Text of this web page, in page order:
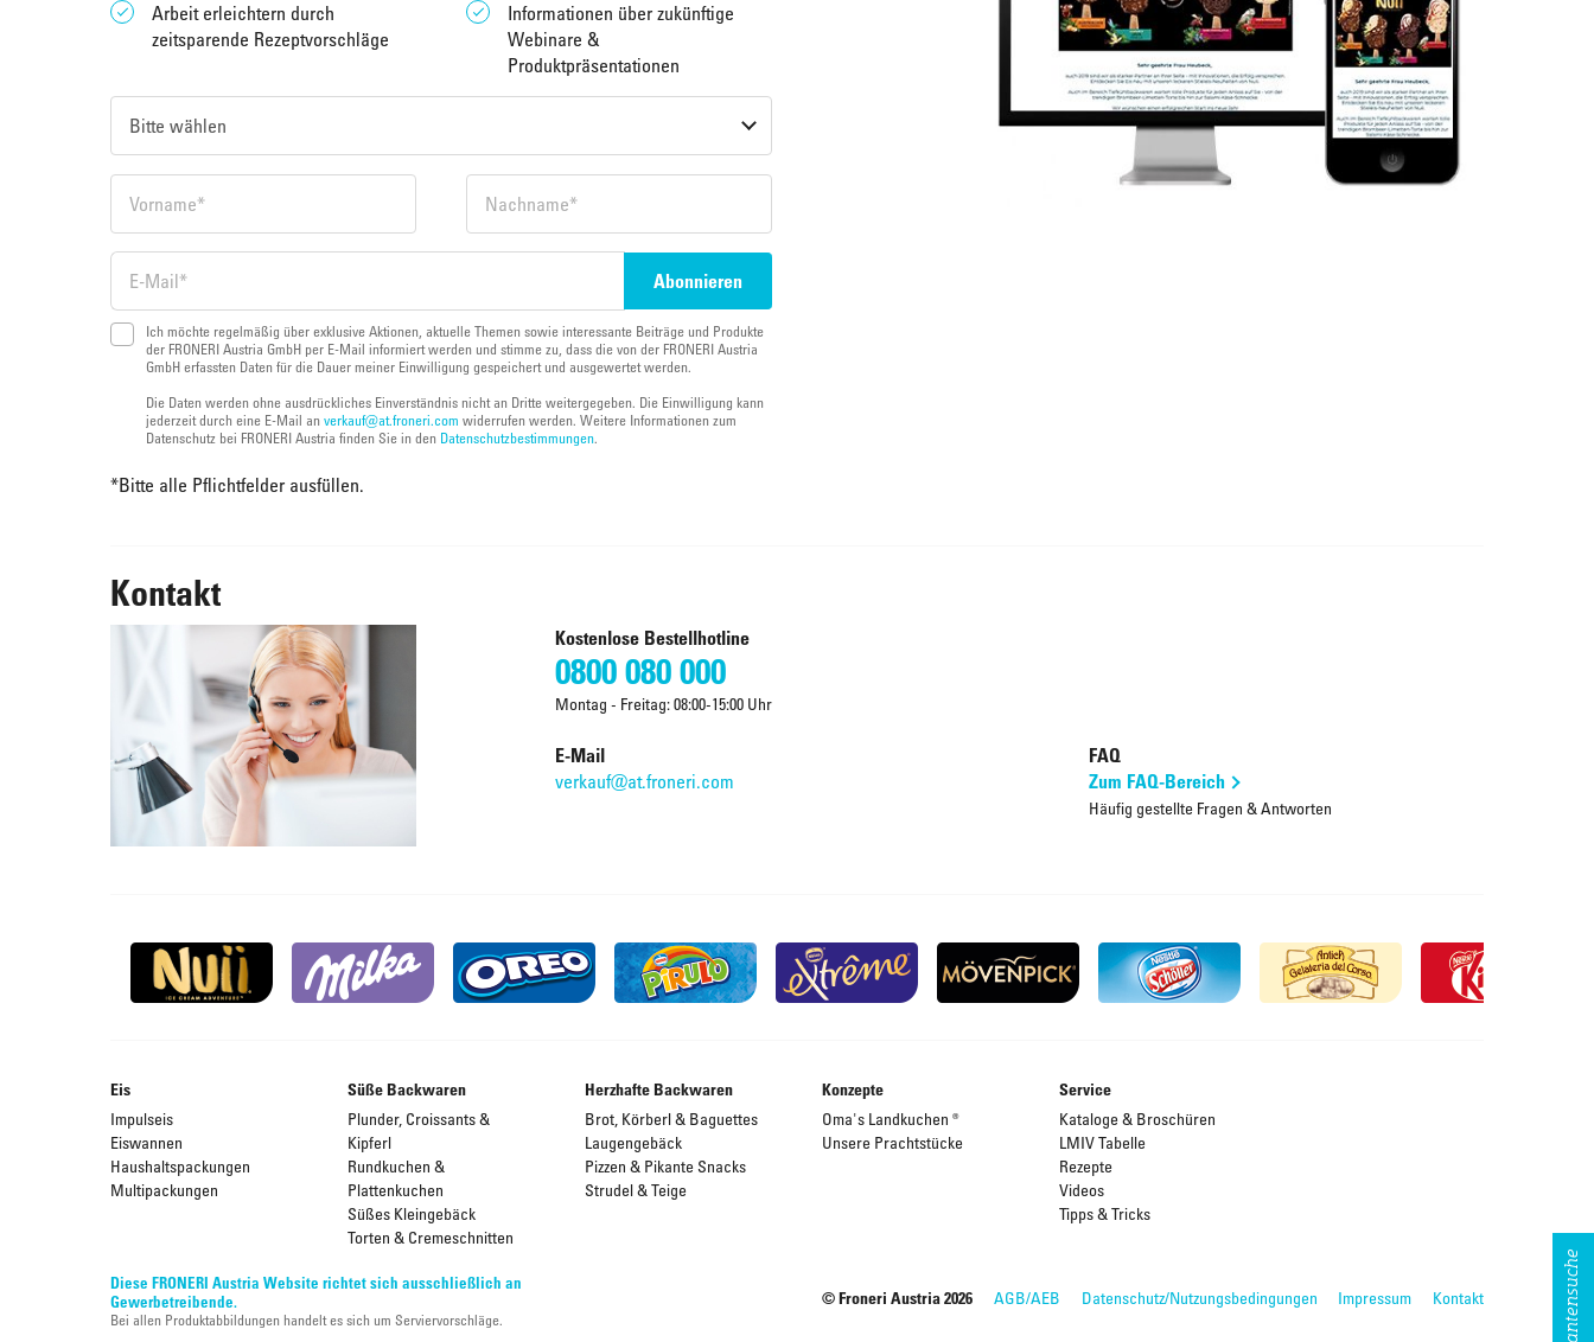
Arbeit erleichtern durch
zeitsparende Rezeptvorschläge
Informationen über zukünftige
Webinare &
Produktpräsentationen
Ich möchte regelmäßig über exklusive Aktionen, aktuelle Themen sowie interessante Beiträge und Produkte
der FRONERI Austria GmbH per E-Mail informiert werden und stimme zu, dass die von der FRONERI Austria
GmbH erfassten Daten für die Dauer meiner Einwilligung gespeichert und ausgewertet werden.
Die Daten werden ohne ausdrückliches Einverständnis nicht an Dritte weitergegeben. Die Einwilligung kann
jederzeit durch eine E-Mail an verkauf@at.froneri.com widerrufen werden. Weitere Informationen zum
Datenschutz bei FRONERI Austria finden Sie in den Datenschutzbestimmungen.
*Bitte alle Pflichtfelder ausfüllen.
Kontakt
Kostenlose Bestellhotline
0800 080 000
Montag - Freitag: 08:00-15:00 Uhr
E-Mail
verkauf@at.froneri.com
FAQ
Zum FAQ-Bereich
Häufig gestellte Fragen & Antworten
Eis
Impulseis
Eiswannen
Haushaltspackungen
Multipackungen
Süße Backwaren
Plunder, Croissants &
Kipferl
Rundkuchen &
Plattenkuchen
Süßes Kleingebäck
Torten & Cremeschnitten
Herzhafte Backwaren
Brot, Körberl & Baguettes
Laugengebäck
Pizzen & Pikante Snacks
Strudel & Teige
Konzepte
Oma's Landkuchen ®
Unsere Prachtstücke
Service
Kataloge & Broschüren
LMIV Tabelle
Rezepte
Videos
Tipps & Tricks
Diese FRONERI Austria Website richtet sich ausschließlich an
Gewerbetreibende.
Bei allen Produktabbildungen handelt es sich um Serviervorschläge.
© Froneri Austria2026 AGB/AEB Datenschutz/Nutzungsbedingungen Impressum Kontakt